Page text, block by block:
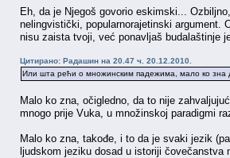
Eh, da je Njegoš govorio eskimski...
nelingvistički, popularnorajetinski argument.
nisu zaista tvoji, već ponavljaš budalaštinje
Цитирано: Радашин на 20.47 ч. 20.12.2010.
Или шта рећи о множинским падежима, мало ко зна
Malo ko zna, očigledno, da to nije
mnogo prije Vuka, u množinskoj paradigmi
Malo ko zna, takođe, i to da je svaki jezik
ljudskom jeziku dosad u istoriji čovečanstva